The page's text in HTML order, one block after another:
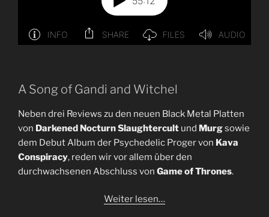
A Song of Gandi and Witchel
Neben drei Reviews zu den neuen Black Metal Platten
von Darkened Nocturn Slaughtercult und Murgsowie
dem Debut Album der Psychedelic Proger von Kava
Conspiracy, reden wir vor allem über den
durchwachsenen Abschluss von Game of Thrones.
Weiter lesen…